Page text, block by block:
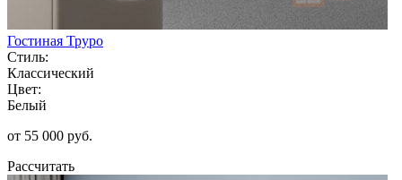
Гостиная Труро
Стиль:
Классический
Цвет:
Белый
от 55 000 руб.
Рассчитать